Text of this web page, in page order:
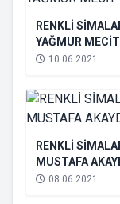
RENKLİ
YAĞMUR
10.06.2021
RENKLİ
MUSTAFA
08.06.2021